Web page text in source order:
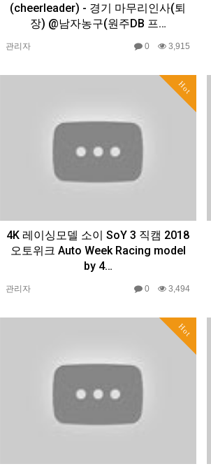
(cheerleader) - 경기 마무리인사(퇴
장) @남자농구(원주DB 프…
관리자 0 3,915
Hot
4K 레이싱모델 소이 SoY 3 직캠 2018
오토위크 Auto Week Racing model
by 4…
관리자 0 3,494
Hot